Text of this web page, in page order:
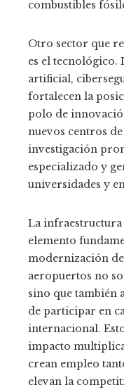
combustibles
Otro sector que
es el tecnológico.
artificial,
fortalecen la
polo de
nuevos centros
investigación
especializado y
universidades y
La infraestructura
elemento
modernización
aeropuertos no
sino que también
de participar en
internacional.
impacto
crean empleo
elevan la